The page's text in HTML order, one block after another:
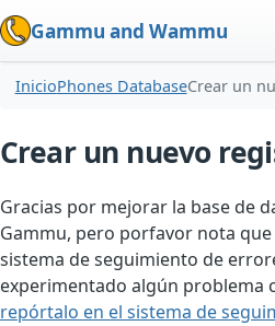
Gammu and Wammu
InicioPhones DatabaseCrear un
Crear un nuevo
Gracias por mejorar la base de
Gammu, pero porfavor nota
sistema de seguimiento de
experimentado algún problema
repórtalo en el sistema de